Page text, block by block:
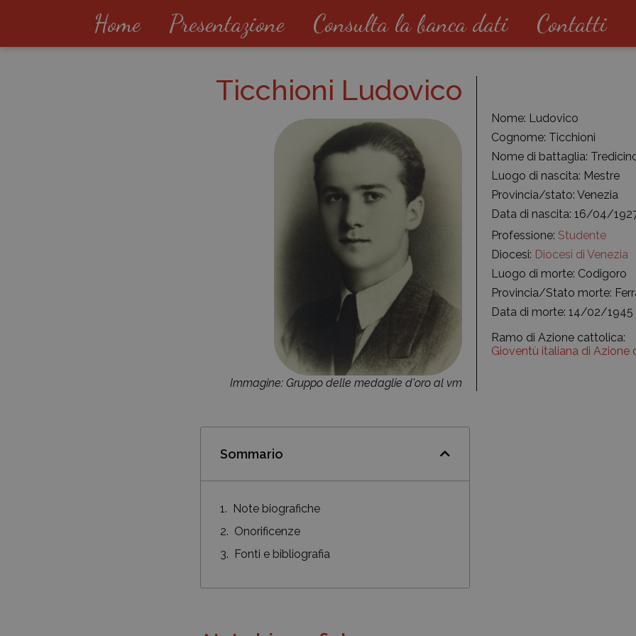
Home Presentazione Consulta la banca dati Contatti
Ticchioni Ludovico
Immagine: Gruppo delle medaglie d'oro al vm
Nome: Ludovico
Cognome: Ticchioni
Nome di battaglia:
Luogo di nascita: Mestre
Provincia/stato: Venezia
Data di nascita: 16/04/
Professione: Studente
Diocesi: Diocesi di Venezia
Luogo di morte: Codigoro
Provincia/Stato morte:
Data di morte: 14/02/1945
Ramo di Azione cattolica:
Gioventù italiana di Azione
Sommario
Note biografiche
Onorificenze
Fonti e bibliografia